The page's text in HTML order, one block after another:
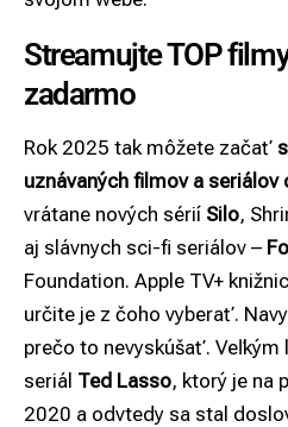
Streamujte TOP
zadarmo
Rok 2025 tak môžete začať
uznávaných filmov a seriálov
vrátane nových sérií Silo,
aj slávnych sci-fi seriálov –
Foundation. Apple TV+
určite je z čoho vyberať.
prečo to nevyskúšať. Veľkým
seriál Ted Lasso, ktorý je na
2020 a odvtedy sa stal